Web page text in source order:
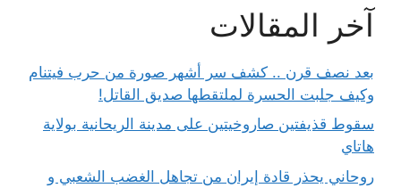
آخر المقالات
بعد نصف قرن .. كشف سر أشهر صورة من حرب فيتنام
وكيف جلبت الحسرة لملتقطها صديق القاتل!
سقوط قذيفتين صاروخيتين على مدينة الريحانية بولاية
هاتاي
روحاني يحذر قادة إيران من تجاهل الغضب الشعبي و